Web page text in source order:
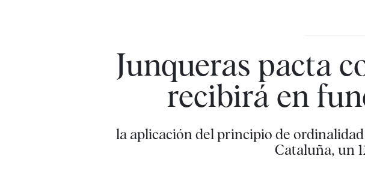
Junqueras pacta
recibirá en
la aplicación del principio de
Cataluña, un